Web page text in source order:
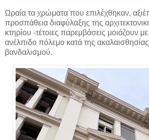
Ωραία τα χρώματα που επιλέχθηκαν,
προσπάθεια διαφύλαξης της
κτηρίου -τέτοιες παρεμβάσεις μοιάζουν
ανέλπιδο πόλεμο κατά της ακαλαισθησίας
βανδαλισμού.